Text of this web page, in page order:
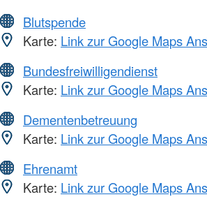
Blutspende
Karte: Link zur Google Maps
Bundesfreiwilligendienst
Karte: Link zur Google Maps
Dementenbetreuung
Karte: Link zur Google Maps
Ehrenamt
Karte: Link zur Google Maps